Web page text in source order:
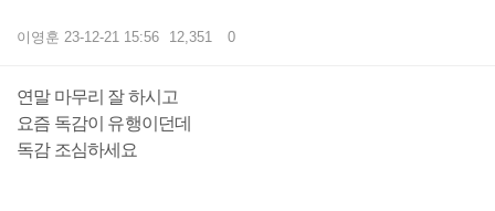
이영훈 23-12-21 15:56 12,351 0
본문
연말 마무리 잘 하시고
요즘 독감이 유행이던데
독감 조심하세요